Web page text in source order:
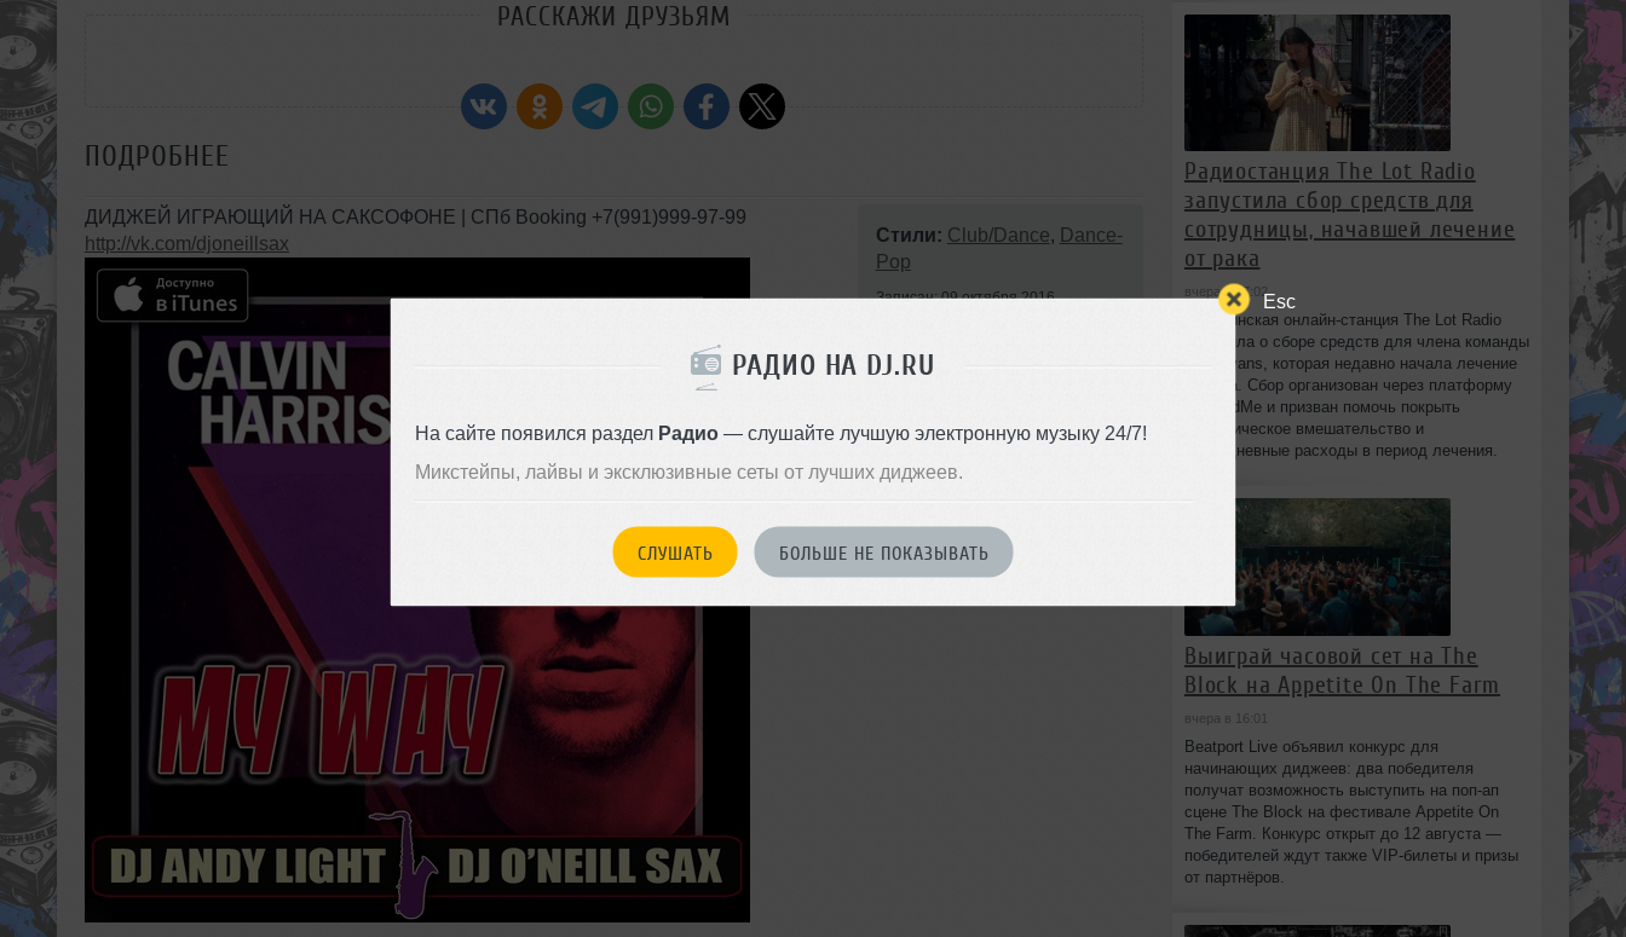
Esc
РАДИО НА DJ.RU
На сайте появился раздел Радио— слушайте лучшую электронную музыку 24/7!
Микстейпы, лайвы и эксклюзивные сеты от лучших диджеев.
СЛУШАТЬ БОЛЬШЕ НЕ ПОКАЗЫВАТЬ
РАССКАЖИ ДРУЗЬЯМ
ПОДРОБНЕЕ
ДИДЖЕЙ ИГРАЮЩИЙ НА САКСОФОНЕ | СПб Booking +7(991)999-97-99
http://vk.com/djoneillsax
Стили: Club/Dance, Dance-
Pop
Записан: 09 октября 2016
Радиостанция The Lot Radio
запустила сбор средств для
сотрудницы, начавшей лечение
от рака
вчера в 17:02
Бруклинская онлайн-станция The Lot Radio
объявила о сборе средств для члена команды
Lola Evans, которая недавно начала лечение
от рака. Сбор организован через платформу
GoFundMe и призван помочь покрыть
хирургическое вмешательство и
повседневные расходы в период лечения.
Выиграй часовой сет на The
Block на Appetite On The Farm
вчера в 16:01
Beatport Live объявил конкурс для
начинающих диджеев: два победителя
получат возможность выступить на поп‑ап
сцене The Block на фестивале Appetite On
The Farm. Конкурс открыт до 12 августа —
победителей ждут также VIP‑билеты и призы
от партнёров.